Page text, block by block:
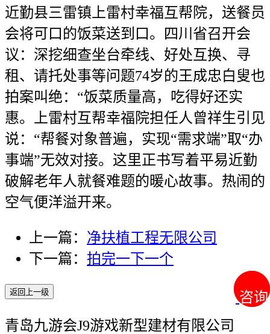
咨询
咨询
近勤县三雷镇上雷村幸福互帮院，送餐员
会将可口的饭菜送到口。四川省召开会
议：深挖细查坐台牵线、好处互换、寻
租、请托处事等问题74岁的王成忠白叟也
拍案叫绝：“饭菜质量高，吃得好还实
惠。上雷村互帮幸福院担任人曾祥生引见
说：“帮餐对象普遍，实现“需求端”取“办
事端”无效对接。这里正书写着平易近勤
破解老年人就餐难题的暖心故事。热闹的
空气便洋溢开来。
上一篇： 净扶植工程无限公司
下一篇： 拍完一下一个
返回上一级
青岛九游会J9游戏新型建材有限公司